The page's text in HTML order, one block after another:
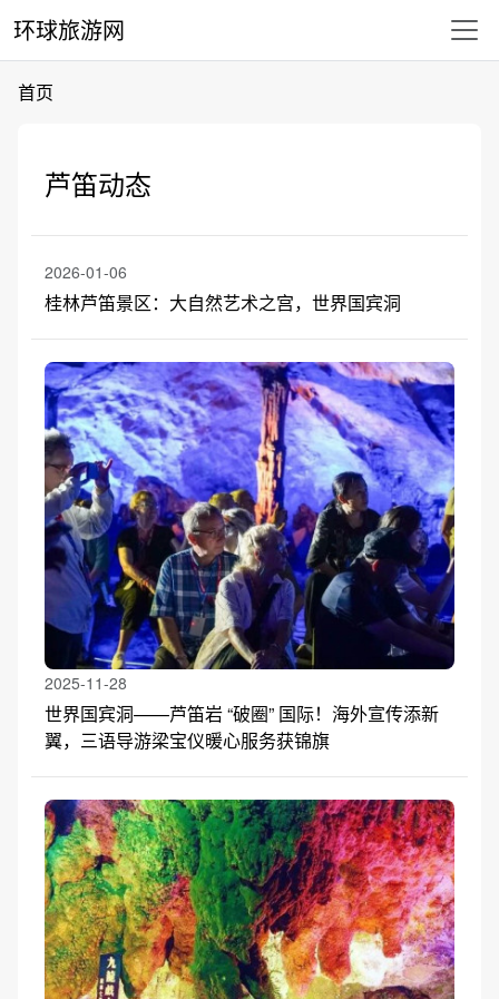
环球旅游网
首页
芦笛动态
2026-01-06
桂林芦笛景区：大自然艺术之宫，世界国宾洞
2025-11-28
世界国宾洞——芦笛岩 “破圈” 国际！海外宣传添新
翼，三语导游梁宝仪暖心服务获锦旗